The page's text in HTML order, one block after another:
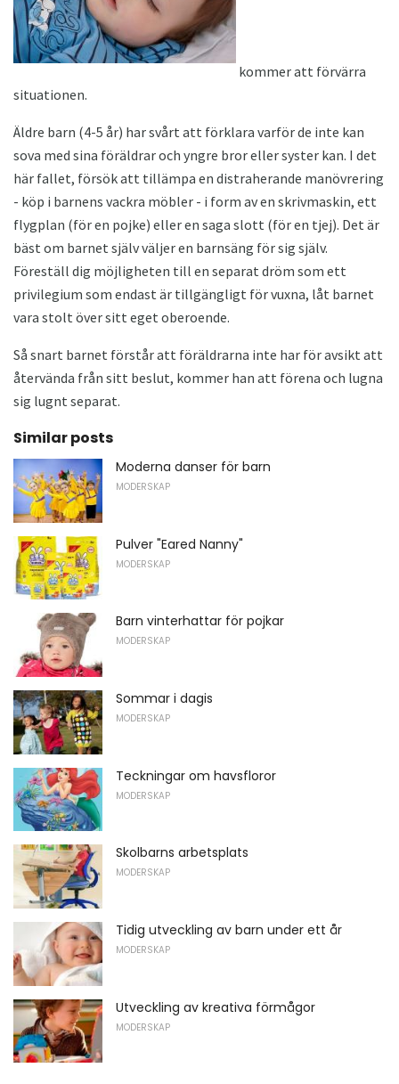
kommer att förvärra
situationen.
Äldre barn (4-5 år) har svårt att förklara varför de inte kan
sova med sina föräldrar och yngre bror eller syster kan. I det
här fallet, försök att tillämpa en distraherande manövrering
- köp i barnens vackra möbler - i form av en skrivmaskin, ett
flygplan (för en pojke) eller en saga slott (för en tjej). Det är
bäst om barnet själv väljer en barnsäng för sig själv.
Föreställ dig möjligheten till en separat dröm som ett
privilegium som endast är tillgängligt för vuxna, låt barnet
vara stolt över sitt eget oberoende.
Så snart barnet förstår att föräldrarna inte har för avsikt att
återvända från sitt beslut, kommer han att förena och lugna
sig lugnt separat.
Similar posts
Moderna danser för barn
MODERSKAP
Pulver "Eared Nanny"
MODERSKAP
Barn vinterhattar för pojkar
MODERSKAP
Sommar i dagis
MODERSKAP
Teckningar om havsfloror
MODERSKAP
Skolbarns arbetsplats
MODERSKAP
Tidig utveckling av barn under ett år
MODERSKAP
Utveckling av kreativa förmågor
MODERSKAP